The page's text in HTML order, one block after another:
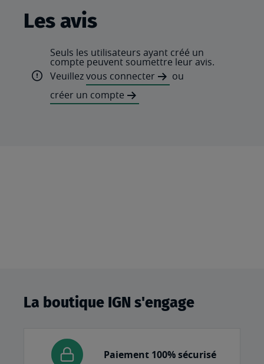
Les avis
Seuls les utilisateurs ayant créé un
compte peuvent soumettre leur avis.
Veuillezvous connecter
ou
créer un compte
La boutique IGN s'engage
Paiement 100% sécurisé